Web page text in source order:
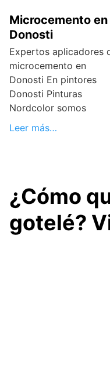
Microcemento en
Donosti
Expertos aplicadores
microcemento en
Donosti En pintores
Donosti Pinturas
Nordcolor somos
Leer más…
¿Cómo
gotelé?